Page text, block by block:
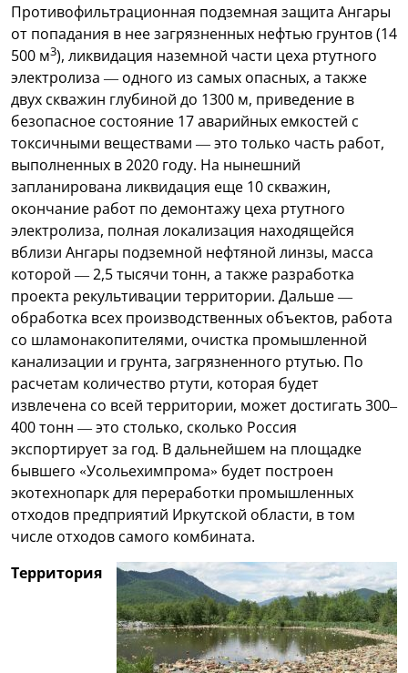
Противофильтрационная подземная защита Ангары
от попадания в нее загрязненных нефтью грунтов (14
500 м3), ликвидация наземной части цеха ртутного
электролиза — одного из самых опасных, а также
двух скважин глубиной до 1300 м, приведение в
безопасное состояние 17 аварийных емкостей с
токсичными веществами — это только часть работ,
выполненных в 2020 году. На нынешний
запланирована ликвидация еще 10 скважин,
окончание работ по демонтажу цеха ртутного
электролиза, полная локализация находящейся
вблизи Ангары подземной нефтяной линзы, масса
которой — 2,5 тысячи тонн, а также разработка
проекта рекультивации территории. Дальше —
обработка всех производственных объектов, работа
со шламонакопителями, очистка промышленной
канализации и грунта, загрязненного ртутью. По
расчетам количество ртути, которая будет
извлечена со всей территории, может достигать 300–
400 тонн — это столько, сколько Россия
экспортирует за год. В дальнейшем на площадке
бывшего «Усольехимпрома» будет построен
экотехнопарк для переработки промышленных
отходов предприятий Иркутской области, в том
числе отходов самого комбината.
Территория